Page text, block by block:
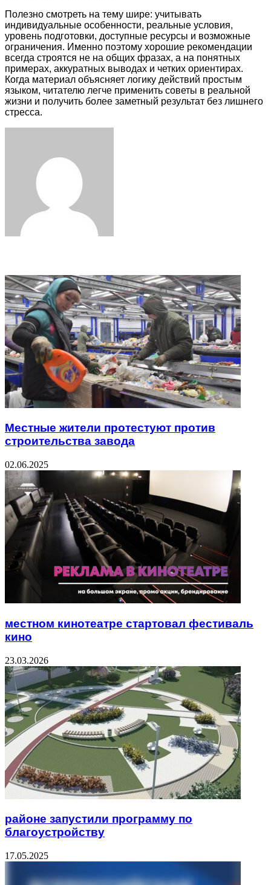
Полезно смотреть на тему шире: учитывать
индивидуальные особенности, реальные условия,
уровень подготовки, доступные ресурсы и возможные
ограничения. Именно поэтому хорошие рекомендации
всегда строятся не на общих фразах, а на понятных
примерах, аккуратных выводах и четких ориентирах.
Когда материал объясняет логику действий простым
языком, читателю легче применить советы в реальной
жизни и получить более заметный результат без лишнего
стресса.
Местные жители протестуют против
строительства завода
02.06.2025
местном кинотеатре стартовал фестиваль
кино
23.03.2026
районе запустили программу по
благоустройству
17.05.2025